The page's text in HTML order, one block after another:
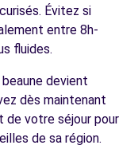
Évitez si
entre 8h-
fluides.
devient
dès maintenant
votre séjour pour
de sa région.